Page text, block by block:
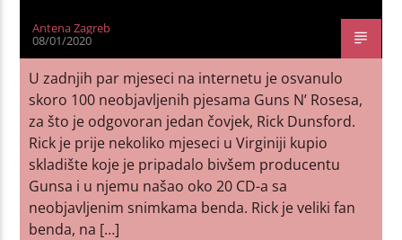
Antena Zagreb
08/01/2020
U zadnjih par mjeseci na internetu je osvanulo
skoro 100 neobjavljenih pjesama Guns N’ Rosesa,
za što je odgovoran jedan čovjek, Rick Dunsford.
Rick je prije nekoliko mjeseci u Virginiji kupio
skladište koje je pripadalo bivšem producentu
Gunsa i u njemu našao oko 20 CD-a sa
neobjavljenim snimkama benda. Rick je veliki fan
benda, na […]